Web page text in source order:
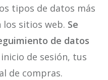
tipos de datos más
los sitios web. Se
de datos
de sesión, tus
de compras.